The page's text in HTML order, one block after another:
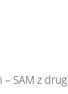
SAM z